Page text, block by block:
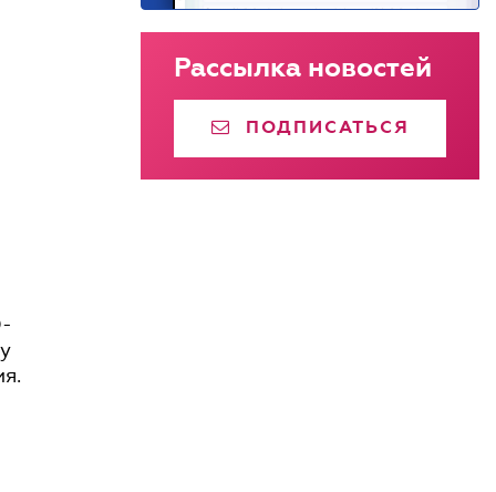
Рассылка новостей
ПОДПИСАТЬСЯ